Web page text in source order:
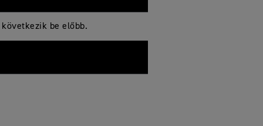
be előbb.